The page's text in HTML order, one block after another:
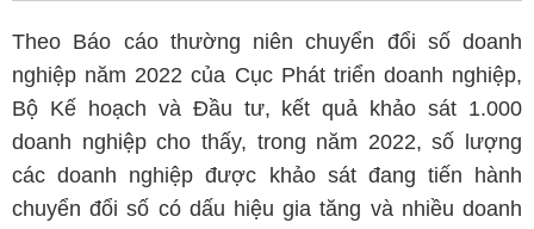
Theo Báo cáo thường niên chuyển đổi số doanh
nghiệp năm 2022 của Cục Phát triển doanh nghiệp,
Bộ Kế hoạch và Đầu tư, kết quả khảo sát 1.000
doanh nghiệp cho thấy, trong năm 2022, số lượng
các doanh nghiệp được khảo sát đang tiến hành
chuyển đổi số có dấu hiệu gia tăng và nhiều doanh